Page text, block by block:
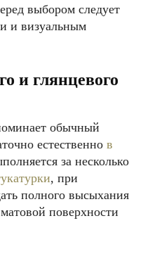
выбором следует
и визуальным
и глянцевого
обычный
естественно в
за несколько
, при
полного высыхания
поверхности